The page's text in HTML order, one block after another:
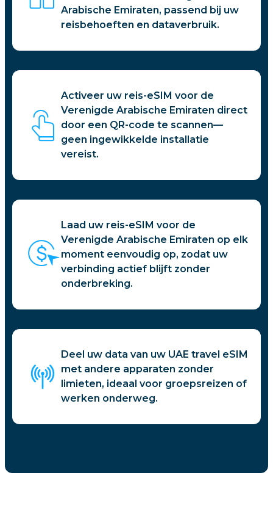
Arabische Emiraten, passend bij uw
reisbehoeften en dataverbruik.
Activeer uw reis-eSIM voor de
Verenigde Arabische Emiraten direct
door een QR-code te scannen—
geen ingewikkelde installatie
vereist.
Laad uw reis-eSIM voor de
Verenigde Arabische Emiraten op elk
moment eenvoudig op, zodat uw
verbinding actief blijft zonder
onderbreking.
Deel uw data van uw UAE travel eSIM
met andere apparaten zonder
limieten, ideaal voor groepsreizen of
werken onderweg.